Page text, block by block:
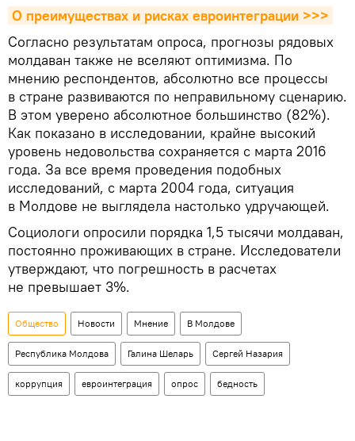
О преимуществах и рисках евроинтеграции >>>
Согласно результатам опроса, прогнозы рядовых
молдаван также не вселяют оптимизма. По
мнению респондентов, абсолютно все процессы
в стране развиваются по неправильному сценарию.
В этом уверено абсолютное большинство (82%).
Как показано в исследовании, крайне высокий
уровень недовольства сохраняется с марта 2016
года. За все время проведения подобных
исследований, с марта 2004 года, ситуация
в Молдове не выглядела настолько удручающей.
Социологи опросили порядка 1,5 тысячи молдаван,
постоянно проживающих в стране. Исследователи
утверждают, что погрешность в расчетах
не превышает 3%.
Общество Новости Мнение В Молдове
Республика Молдова Галина Шеларь Сергей Назария
коррупция евроинтеграция опрос бедность